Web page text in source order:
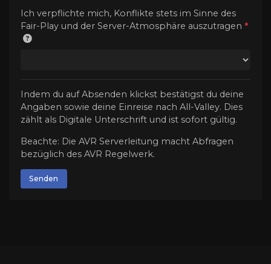
Ich verpflichte mich, Konflikte stets im Sinne des
Fair-Play und der Server-Atmosphäre auszutragen *
Indem du auf Absenden klickst bestätigst du deine
Angaben sowie deine Einreise nach All-Valley. Dies
zählt als Digitale Unterschrift und ist sofort gültig.
Beachte: Die AVR Serverleitung macht Abfragen
bezüglich des AVR Regelwerk.
Senden